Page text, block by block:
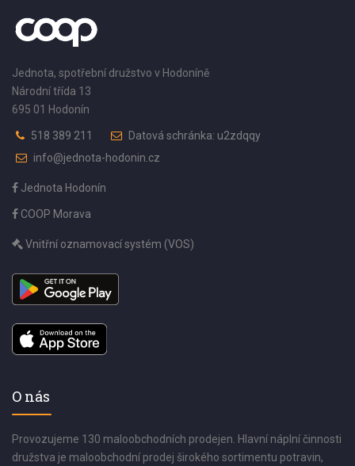
Jednota, spotřební družstvo v Hodoníně
Národní třída 13
695 01 Hodonín
518 389 211
Datová schránka: u2zdqqy
info@jednota-hodonin.cz
Jednota Hodonín
COOP Morava
Vnitřní oznamovací systém (VOS)
O nás
Provozujeme 130 maloobchodních prodejen. Hlavní náplní činnosti
družstva je maloobchodní prodej širokého sortimentu potravin,